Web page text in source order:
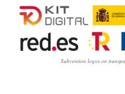
Subvention logos on